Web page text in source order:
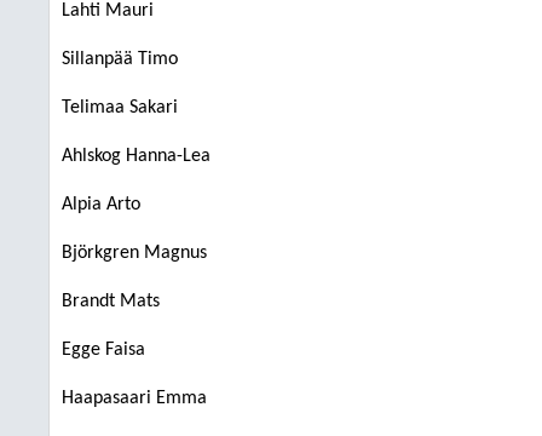
Lahti Mauri
Sillanpää Timo
Telimaa Sakari
Ahlskog Hanna-Lea
Alpia Arto
Björkgren Magnus
Brandt Mats
Egge Faisa
Haapasaari Emma